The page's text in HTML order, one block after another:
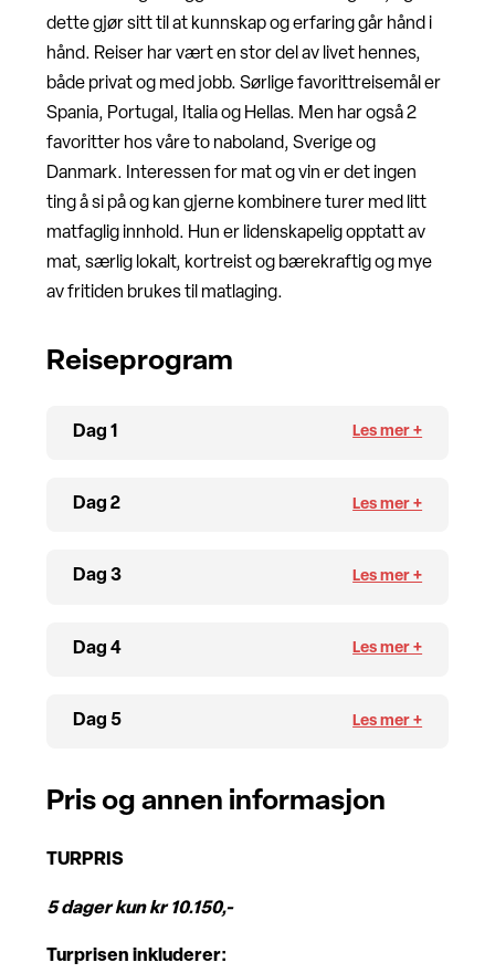
dette gjør sitt til at kunnskap og erfaring går hånd i
hånd. Reiser har vært en stor del av livet hennes,
både privat og med jobb. Sørlige favorittreisemål er
Spania, Portugal, Italia og Hellas. Men har også 2
favoritter hos våre to naboland, Sverige og
Danmark. Interessen for mat og vin er det ingen
ting å si på og kan gjerne kombinere turer med litt
matfaglig innhold. Hun er lidenskapelig opptatt av
mat, særlig lokalt, kortreist og bærekraftig og mye
av fritiden brukes til matlaging.
Reiseprogram
Dag 1
Dag 2
Dag 3
Dag 4
Dag 5
Pris og annen informasjon
TURPRIS
5 dager kun kr 10.150,-
Turprisen inkluderer: